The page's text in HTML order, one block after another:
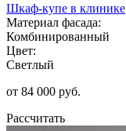
Шкаф-купе в клинике
Материал фасада:
Комбинированный
Цвет:
Светлый
от 84 000 руб.
Рассчитать